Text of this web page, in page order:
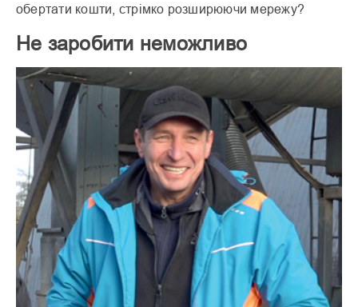
обертати кошти, стрімко розширюючи мережу?
Не заробити неможливо